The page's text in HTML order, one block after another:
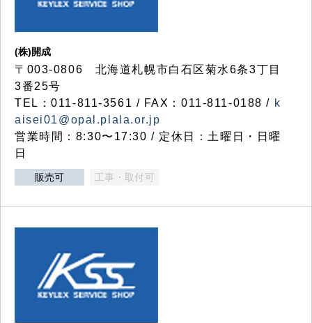
(株)開成
〒003-0806 北海道札幌市白石区菊水6条3丁目
3番25号
TEL：011-811-3561 / FAX：011-811-0188 / k
aisei01@opal.plala.or.jp
営業時間：8:30〜17:30 / 定休日：土曜日・日曜
日
販売可 工事・取付可